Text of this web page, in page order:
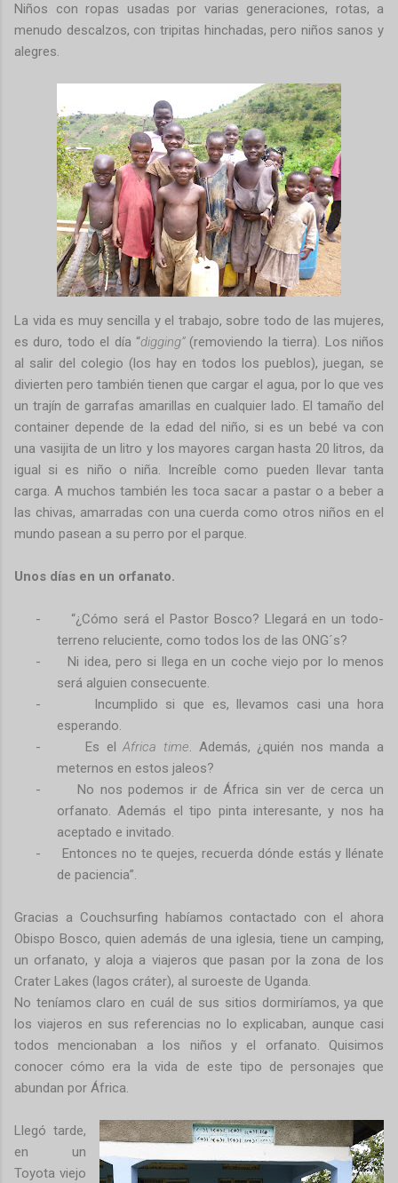
Niños con ropas usadas por varias generaciones, rotas, a
menudo descalzos, con tripitas hinchadas, pero niños sanos y
alegres.
La vida es muy sencilla y el trabajo, sobre todo de las mujeres,
es duro, todo el día “digging” (removiendo la tierra). Los niños
al salir del colegio (los hay en todos los pueblos), juegan, se
divierten pero también tienen que cargar el agua, por lo que ves
un trajín de garrafas amarillas en cualquier lado. El tamaño del
container depende de la edad del niño, si es un bebé va con
una vasijita de un litro y los mayores cargan hasta 20 litros, da
igual si es niño o niña. Increíble como pueden llevar tanta
carga. A muchos también les toca sacar a pastar o a beber a
las chivas, amarradas con una cuerda como otros niños en el
mundo pasean a su perro por el parque.
Unos días en un orfanato.
-
“¿Cómo será el Pastor Bosco? Llegará en un todo-
terreno reluciente, como todos los de las ONG´s?
-
Ni idea, pero si llega en un coche viejo por lo menos
será alguien consecuente.
-
Incumplido si que es, llevamos casi una hora
esperando.
-
Es elAfrica time. Además, ¿quién nos manda a
meternos en estos jaleos?
-
No nos podemos ir de África sin ver de cerca un
orfanato. Además el tipo pinta interesante, y nos ha
aceptado e invitado.
-
Entonces no te quejes, recuerda dónde estás y llénate
de paciencia”.
Gracias a Couchsurfing habíamos contactado con el ahora
Obispo Bosco, quien además de una iglesia, tiene un camping,
un orfanato, y aloja a viajeros que pasan por la zona de los
Crater Lakes (lagos cráter), al suroeste de Uganda.
No teníamos claro en cuál de sus sitios dormiríamos, ya que
los viajeros en sus referencias no lo explicaban, aunque casi
todos mencionaban a los niños y el orfanato. Quisimos
conocer cómo era la vida de este tipo de personajes que
abundan por África.
Llegó tarde,
en un
Toyota viejo